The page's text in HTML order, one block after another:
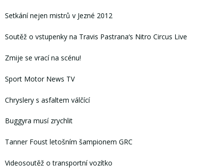
Setkání nejen mistrů v Jezné 2012
Soutěž o vstupenky na Travis Pastrana‘s Nitro Circus Live
Zmije se vrací na scénu!
Sport Motor News TV
Chryslery s asfaltem válčící
Buggyra musí zrychlit
Tanner Foust letošním šampionem GRC
Videosoutěž o transportní vozítko